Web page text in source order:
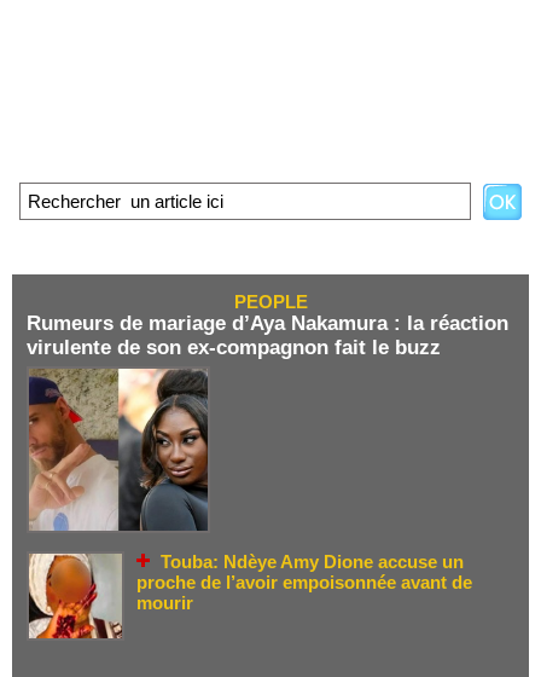
PEOPLE
Rumeurs de mariage d’Aya Nakamura : la réaction
virulente de son ex-compagnon fait le buzz
Touba: Ndèye Amy Dione accuse un
proche de l’avoir empoisonnée avant de
mourir